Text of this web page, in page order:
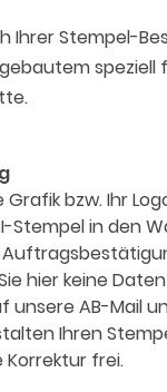
Ihrer Stempel-
Grafik bzw. Ihr
Stempel in den
hier keine
AB-Mail
Ihren
Korrektur frei.